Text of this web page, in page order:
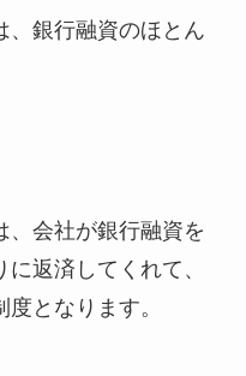
、銀行融資のほとん
、会社が銀行融資を
返済してくれて、
となります。